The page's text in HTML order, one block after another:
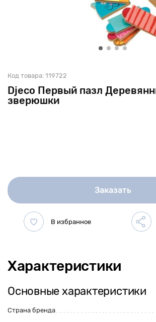
Djeco Первый пазл
зверюшки
Код товара: 119722
Заказать
Характеристики
Основные характеристики
Страна бренда